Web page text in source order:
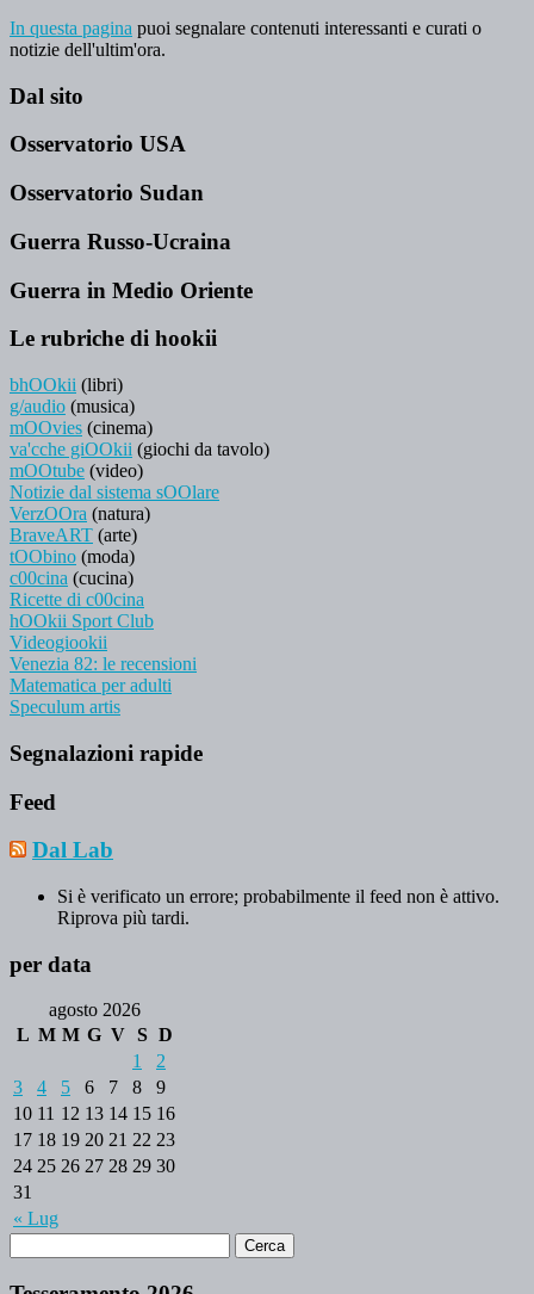
In questa pagina puoi segnalare contenuti interessanti e curati o
notizie dell'ultim'ora.
Dal sito
Osservatorio USA
Osservatorio Sudan
Guerra Russo-Ucraina
Guerra in Medio Oriente
Le rubriche di hookii
bhOOkii (libri)
g/audio (musica)
mOOvies (cinema)
va'cche giOOkii (giochi da tavolo)
mOOtube (video)
Notizie dal sistema sOOlare
VerzOOra (natura)
BraveART (arte)
tOObino (moda)
c00cina (cucina)
Ricette di c00cina
hOOkii Sport Club
Videogiookii
Venezia 82: le recensioni
Matematica per adulti
Speculum artis
Segnalazioni rapide
Feed
Dal Lab
Si è verificato un errore; probabilmente il feed non è attivo.
Riprova più tardi.
per data
agosto 2026
L M M G V S D
« Lug
1
2
3
4 5 6 7 8
9
10 11 12 13 14 15 16
17 18 19 20 21 22 23
24 25 26 27 28 29 30
31